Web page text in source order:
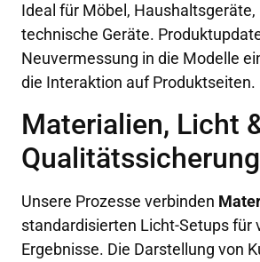
Ideal für Möbel, Haushaltsgeräte,
technische Geräte.
Neuvermessung in die Modelle
die Interaktion auf Produktseiten.
Materialien, Licht
Qualitätssicherung
Unsere Prozesse verbinden
standardisierten Licht-Setups für
Ergebnisse. Die Darstellung von